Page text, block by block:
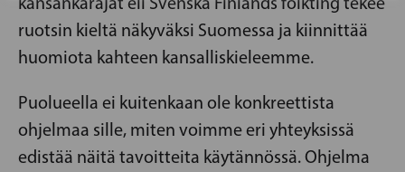
ruotsin kieltä näkyväksi Suomessa ja kiinnittää
huomiota kahteen kansalliskieleemme.
Puolueella ei kuitenkaan ole konkreettista
ohjelmaa sille, miten voimme eri yhteyksissä
edistää näitä tavoitteita käytännössä. Ohjelma